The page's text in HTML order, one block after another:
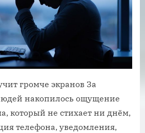
громче экранов За
накопилось ощущение
который не стихает ни днём,
телефона, уведомления,